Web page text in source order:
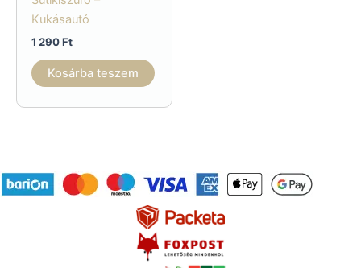
Kukásautó
1 290Ft
Kosárba teszem